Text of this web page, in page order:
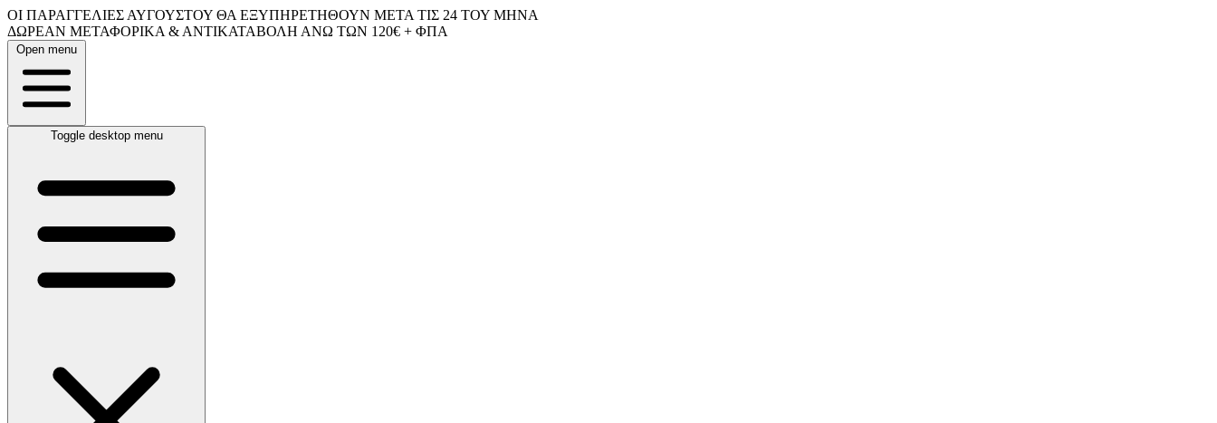
ΟΙ ΠΑΡΑΓΓΕΛΙΕΣ ΑΥΓΟΥΣΤΟΥ ΘΑ ΕΞΥΠΗΡΕΤΗΘΟΥΝ ΜΕΤΑ ΤΙΣ 24 ΤΟΥ ΜΗΝΑ
ΔΩΡΕΑΝ ΜΕΤΑΦΟΡΙΚΑ & ΑΝΤΙΚΑΤΑΒΟΛΗ ΑΝΩ ΤΩΝ 120€ + ΦΠΑ
Open menu
Toggle desktop menu